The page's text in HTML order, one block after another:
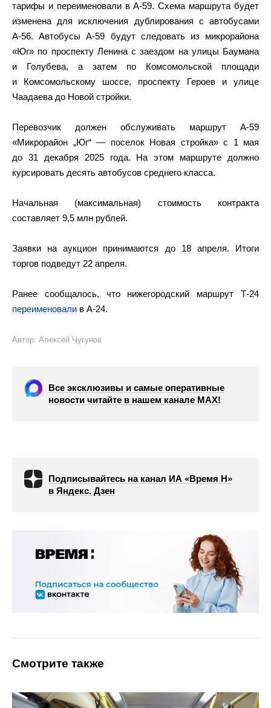
тарифы и переименовали в А-59. Схема маршрута будет
изменена для исключения дублирования с автобусами
А-56. Автобусы А-59 будут следовать из микрорайона
«Юг» по проспекту Ленина с заездом на улицы Баумана
и Голубева, а затем по Комсомольской площади
и Комсомольскому шоссе, проспекту Героев и улице
Чаадаева до Новой стройки.
Перевозчик должен обслуживать маршрут А-59
«Микрорайон „Юг“ — поселок Новая стройка» с 1 мая
до 31 декабря 2025 года. На этом маршруте должно
курсировать десять автобусов среднего класса.
Начальная (максимальная) стоимость контракта
составляет 9,5 млн рублей.
Заявки на аукцион принимаются до 18 апреля. Итоги
торгов подведут 22 апреля.
Ранее сообщалось, что нижегородский маршрут Т-24
переименовали в А-24.
Автор: Алексей Чугунов
Все эксклюзивы и самые оперативные
новости читайте в нашем канале МАХ!
Подписывайтесь на канал ИА «Время Н»
в Яндекс. Дзен
Смотрите также